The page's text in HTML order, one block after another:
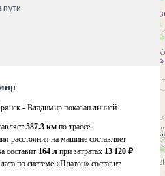
пути
- Владимир показан линией.
587.3 км по трассе.
расстояния на машине составляет
составит 164 л при затратах 13 120 ₽
по системе «Платон» составит